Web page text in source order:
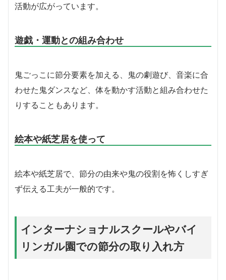
活動が広がっています。
遊戯・運動との組み合わせ
鬼ごっこに節分要素を加える、鬼の劇遊び、音楽に合
わせた鬼ダンスなど、体を動かす活動と組み合わせた
りすることもあります。
絵本や紙芝居を使って
絵本や紙芝居で、節分の由来や鬼の役割を怖くしすぎ
ず伝える工夫が一般的です。
インターナショナルスクールやバイ
リンガル園での節分の取り入れ方